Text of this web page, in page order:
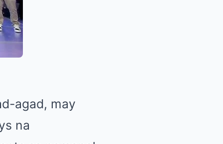
agad, may
na